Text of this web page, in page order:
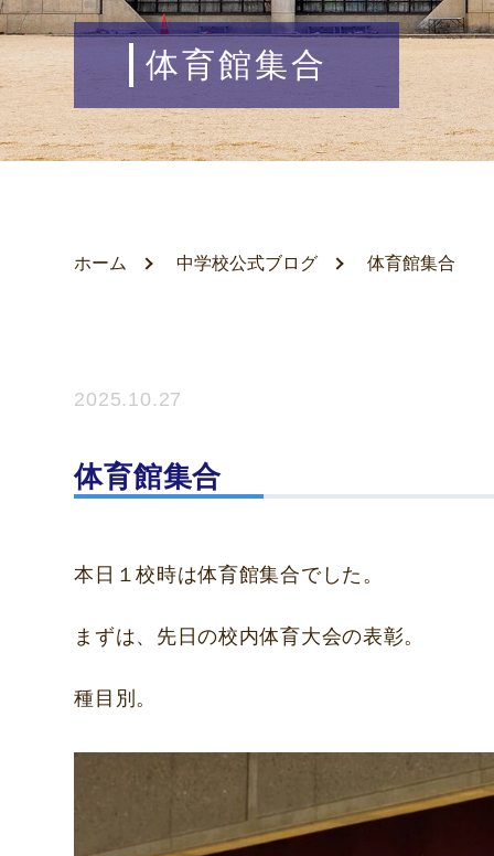
体育館集合
ホーム 中学校公式ブログ 体育館集合
2025.10.27
体育館集合
本日１校時は体育館集合でした。
まずは、先日の校内体育大会の表彰。
種目別。